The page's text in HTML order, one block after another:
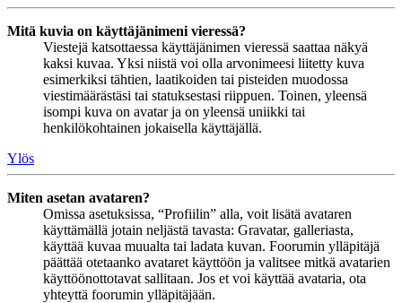
Mitä kuvia on käyttäjänimeni vieressä?
Viestejä katsottaessa käyttäjänimen vieressä saattaa näkyä
kaksi kuvaa. Yksi niistä voi olla arvonimeesi liitetty kuva
esimerkiksi tähtien, laatikoiden tai pisteiden muodossa
viestimäärästäsi tai statuksestasi riippuen. Toinen, yleensä
isompi kuva on avatar ja on yleensä uniikki tai
henkilökohtainen jokaisella käyttäjällä.
Ylös
Miten asetan avataren?
Omissa asetuksissa, “Profiilin” alla, voit lisätä avataren
käyttämällä jotain neljästä tavasta: Gravatar, galleriasta,
käyttää kuvaa muualta tai ladata kuvan. Foorumin ylläpitäjä
päättää otetaanko avataret käyttöön ja valitsee mitkä avatarien
käyttöönottotavat sallitaan. Jos et voi käyttää avataria, ota
yhteyttä foorumin ylläpitäjään.